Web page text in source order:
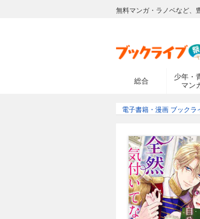
無料マンガ・ラノベなど、
総合
少年・
マン
電子書籍・漫画 ブックラ